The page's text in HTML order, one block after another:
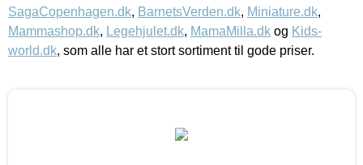
SagaCopenhagen.dk, BarnetsVerden.dk, Miniature.dk,
Mammashop.dk, Legehjulet.dk, MamaMilla.dk og Kids-
world.dk, som alle har et stort sortiment til gode priser.